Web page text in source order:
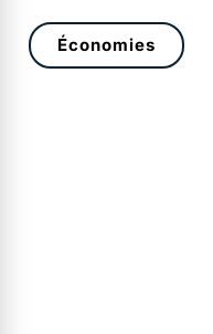
Économies